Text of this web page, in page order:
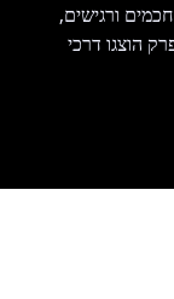
חכמים ורגישים,
הוצגו דרכי